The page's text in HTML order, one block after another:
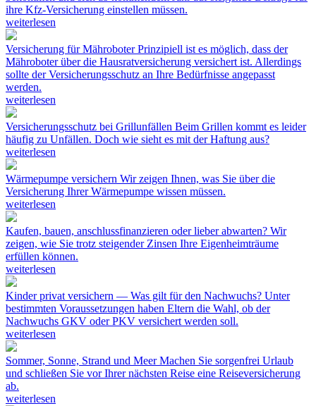
ihre Kfz-Versicherung einstellen müssen.
weiterlesen
Versicherung für MähroboterPrinzipiell ist es möglich, dass der
Mähroboter über die Hausratversicherung versichert ist. Allerdings
sollte der Versicherungsschutz an Ihre Bedürfnisse angepasst
werden.
weiterlesen
Versicherungsschutz bei Grillunfällen Beim Grillen kommt es leider
häufig zu Unfällen. Doch wie sieht es mit der Haftung aus?
weiterlesen
Wärmepumpe versichern Wir zeigen Ihnen, was Sie über die
Versicherung Ihrer Wärmepumpe wissen müssen.
weiterlesen
Kaufen, bauen, anschlussfinanzieren oder lieber abwarten? Wir
zeigen, wie Sie trotz steigender Zinsen Ihre Eigenheimträume
erfüllen können.
weiterlesen
Kinder privat versichern — Was gilt für den Nachwuchs? Unter
bestimmten Voraussetzungen haben Eltern die Wahl, ob der
Nachwuchs GKV oder PKV versichert werden soll.
weiterlesen
Sommer, Sonne, Strand und MeerMachen Sie sorgenfrei Urlaub
und schließen Sie vor Ihrer nächsten Reise eine Reiseversicherung
ab.
weiterlesen